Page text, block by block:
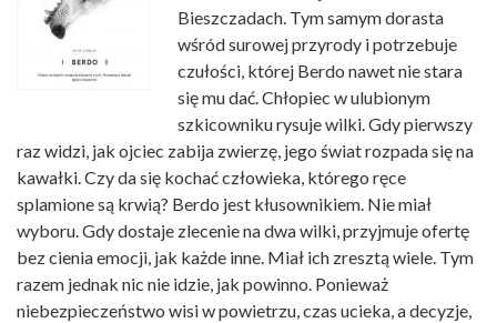
Bieszczadach. Tym samym dorasta
wśród surowej przyrody i potrzebuje
czułości, której Berdo nawet nie stara
się mu dać. Chłopiec w ulubionym
szkicowniku rysuje wilki. Gdy pierwszy
raz widzi, jak ojciec zabija zwierzę, jego świat rozpada się na
kawałki. Czy da się kochać człowieka, którego ręce
splamione są krwią? Berdo jest kłusownikiem. Nie miał
wyboru. Gdy dostaje zlecenie na dwa wilki, przyjmuje ofertę
bez cienia emocji, jak każde inne. Miał ich zresztą wiele. Tym
razem jednak nic nie idzie, jak powinno. Ponieważ
niebezpieczeństwo wisi w powietrzu, czas ucieka, a decyzje,